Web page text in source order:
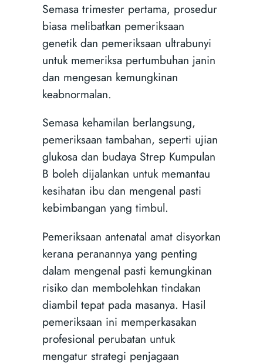
Semasa trimester pertama, prosedur
biasa melibatkan pemeriksaan
genetik dan pemeriksaan ultrabunyi
untuk memeriksa pertumbuhan janin
dan mengesan kemungkinan
keabnormalan.
Semasa kehamilan berlangsung,
pemeriksaan tambahan, seperti ujian
glukosa dan budaya Strep Kumpulan
B boleh dijalankan untuk memantau
kesihatan ibu dan mengenal pasti
kebimbangan yang timbul.
Pemeriksaan antenatal amat disyorkan
kerana peranannya yang penting
dalam mengenal pasti kemungkinan
risiko dan membolehkan tindakan
diambil tepat pada masanya. Hasil
pemeriksaan ini memperkasakan
profesional perubatan untuk
mengatur strategi penjagaan